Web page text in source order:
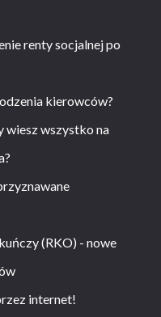
renty socjalnej po
kierowców?
wiesz wszystko na
(RKO) - nowe
internet!